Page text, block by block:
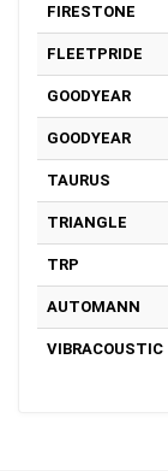
FIRESTONE
FLEETPRIDE
GOODYEAR
GOODYEAR
TAURUS
TRIANGLE
TRP
AUTOMANN
VIBRACOUSTIC